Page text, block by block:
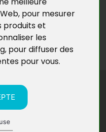
, pour mesurer
produits et
les
, pour diffuser des
pour vous.
de cinq enfants, est
des ressources
dans des
elle devient